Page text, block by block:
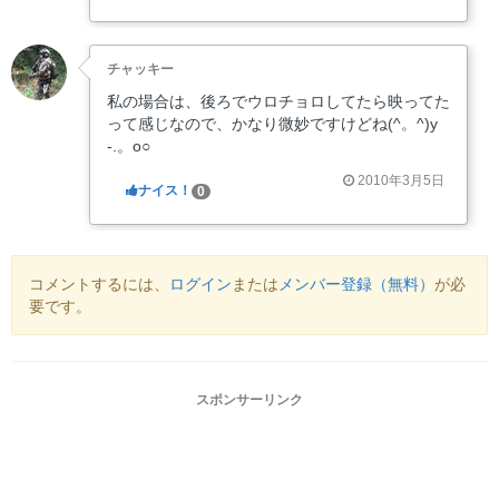
チャッキー
私の場合は、後ろでウロチョロしてたら映ってた
って感じなので、かなり微妙ですけどね(^。^)y
-.。o○
2010年3月5日
ナイス！ 0
コメントするには、 ログインまたはメンバー登録（無料） が必
要です。
スポンサーリンク